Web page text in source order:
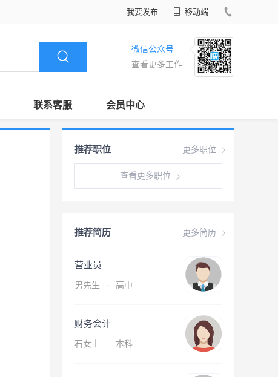
我要发布 移动端
微信公众号
查看更多工作
联系客服 会员中心
更多职位
推荐职位
查看更多职位
更多简历
推荐简历
营业员
男先生 · 高中
财务会计
石女士 · 本科